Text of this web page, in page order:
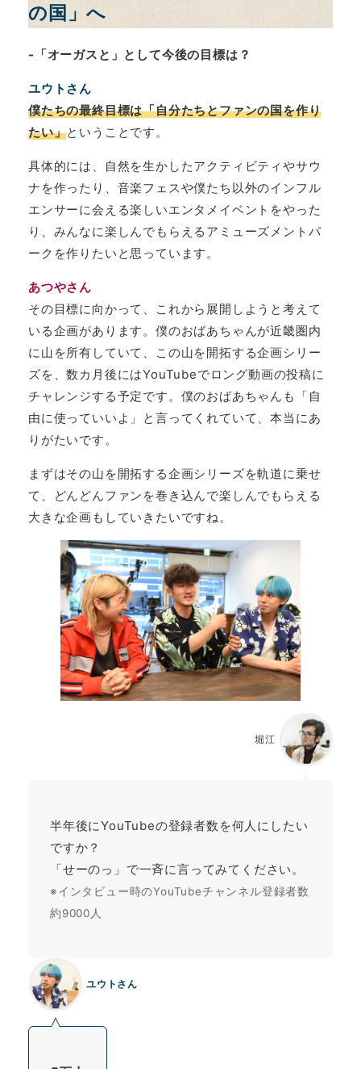
の国」へ
-「オーガスと」として今後の目標は？
ユウトさん
僕たちの最終目標は「自分たちとファンの国を作り
たい」ということです。
具体的には、自然を生かしたアクティビティやサウ
ナを作ったり、音楽フェスや僕たち以外のインフル
エンサーに会える楽しいエンタメイベントをやった
り、みんなに楽しんでもらえるアミューズメントパ
ークを作りたいと思っています。
あつやさん
その目標に向かって、これから展開しようと考えて
いる企画があります。僕のおばあちゃんが近畿圏内
に山を所有していて、この山を開拓する企画シリー
ズを、数カ月後にはYouTubeでロング動画の投稿に
チャレンジする予定です。僕のおばあちゃんも「自
由に使っていいよ」と言ってくれていて、本当にあ
りがたいです。
まずはその山を開拓する企画シリーズを軌道に乗せ
て、どんどんファンを巻き込んで楽しんでもらえる
大きな企画もしていきたいですね。
堀江
半年後にYouTubeの登録者数を何人にしたい
ですか？
「せーのっ」で一斉に言ってみてください。
※インタビュー時のYouTubeチャンネル登録者数
約9000人
ユウトさん